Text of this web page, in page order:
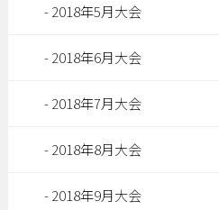
2018年5月大会
2018年6月大会
2018年7月大会
2018年8月大会
2018年9月大会